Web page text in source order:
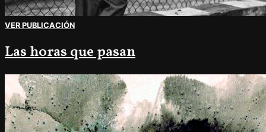
VER PUBLICACIÓN
Las horas que pasan